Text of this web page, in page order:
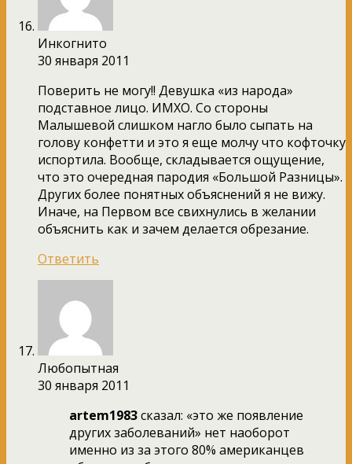
Инкогнито
30 января 2011
Поверить не могу!! Девушка «из народа»
подставное лицо. ИМХО. Со стороны
Малышевой слишком нагло было сыпать на
голову конфетти и это я еще молчу что кофточку
испортила. Вообще, складывается ощущение,
что это очередная пародия «Большой Разницы».
Других более понятных объяснений я не вижу.
Иначе, на Первом все свихнулись в желании
объяснить как и зачем делается обрезание.
Ответить
Любопытная
30 января 2011
artem1983сказал: «это же появление
других заболеваний» нет наоборот
именно из за этого 80% американцев